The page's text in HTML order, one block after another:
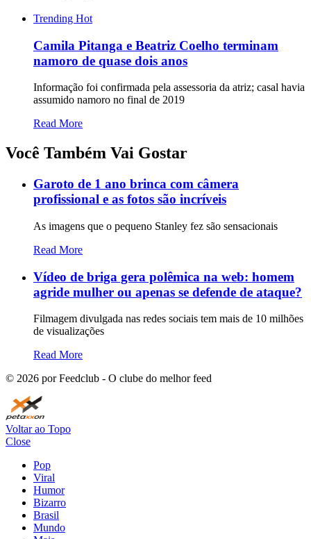
Trending Hot
Camila Pitanga e Beatriz Coelho terminam
namoro de quase dois anos
Informação foi confirmada pela assessoria da atriz; casal havia
assumido namoro no final de 2019
Read More
Você Também Vai Gostar
Garoto de 1 ano brinca com câmera
profissional e as fotos são incríveis
As imagens que o pequeno Stanley fez são sensacionais
Read More
Vídeo de briga gera polêmica na web: homem
agride mulher ou apenas se defende de ataque?
Filmagem divulgada nas redes sociais tem mais de 10 milhões
de visualizações
Read More
© 2026 por Feedclub - O clube do melhor feed
Voltar ao Topo
Close
Pop
Viral
Humor
Bizarro
Brasil
Mundo